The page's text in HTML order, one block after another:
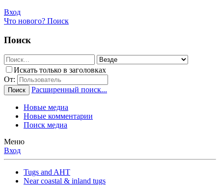
Вход
Что нового? Поиск
Поиск
Искать только в заголовках
От:
Поиск Расширенный поиск...
Новые медиа
Новые комментарии
Поиск медиа
Меню
Вход
Tugs and AHT
Near coastal & inland tugs